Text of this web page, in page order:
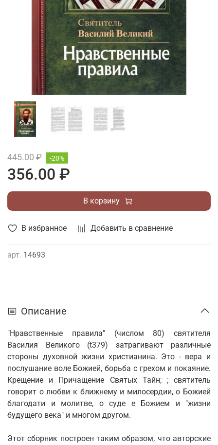
В избранное Добавить в сравнение
арт. 14693
445.00 ₽
356.00 ₽
-20%
В корзину
Описание
"Нравственные правила" (числом 80) святителя
Василия Великого (t379) затрагивают различные
стороны духовной жизни христианина. Это - вера и
послушание воле Божией, борьба с грехом и покаяние.
Крещение и Причащение Святых Тайн; ; святитель
говорит о любви к ближнему и милосердии, о Божией
благодати и молитве, о суде е Божием и "жизни
будущего века" и многом другом.
Этот сборник построен таким образом, что авторские